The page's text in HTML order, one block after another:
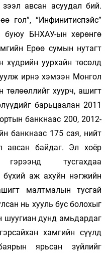
авсан асуудал бий.
гол”, “Инфинитиспэйс”
буюу БНХАУ-ын хөрөнгө
Ерөө сумын нутагт
хүдрийн уурхайн төсөлд
ирнэ хэмээн Монгол
хуурч, ашигт
барьцаалан 2011
банкнаас 200, 2012-
банкнаас 175 сая, нийт
авсан байдаг. Эл хоёр
тусгахдаа
аж ахуйн нэгжийн
малтмалын тусгай
нь хууль бус болохыг
шуугиан дунд амьдардаг
хамгийн сүүлд
ярьсан зүйлийг